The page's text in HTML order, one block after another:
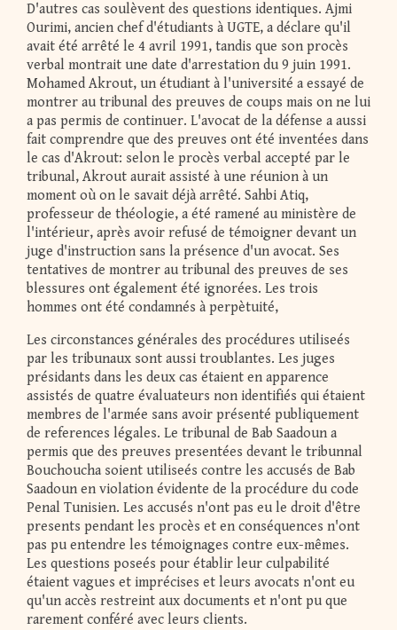
D'autres cas soulèvent des questions identiques. Ajmi
Ourimi, ancien chef d'étudiants à UGTE, a déclare qu'il
avait été arrêté le 4 avril 1991, tandis que son procès
verbal montrait une date d'arrestation du 9 juin 1991.
Mohamed Akrout, un étudiant à l'université a essayé de
montrer au tribunal des preuves de coups mais on ne lui
a pas permis de continuer. L'avocat de la défense a aussi
fait comprendre que des preuves ont été inventées dans
le cas d'Akrout: selon le procès verbal accepté par le
tribunal, Akrout aurait assisté à une réunion à un
moment où on le savait déjà arrêté. Sahbi Atiq,
professeur de théologie, a été ramené au ministère de
l'intérieur, après avoir refusé de témoigner devant un
juge d'instruction sans la présence d'un avocat. Ses
tentatives de montrer au tribunal des preuves de ses
blessures ont également été ignorées. Les trois
hommes ont été condamnés à perpètuité,
Les circonstances générales des procédures utiliseés
par les tribunaux sont aussi troublantes. Les juges
présidants dans les deux cas étaient en apparence
assistés de quatre évaluateurs non identifiés qui étaient
membres de l'armée sans avoir présenté publiquement
de references légales. Le tribunal de Bab Saadoun a
permis que des preuves presentées devant le tribunnal
Bouchoucha soient utiliseés contre les accusés de Bab
Saadoun en violation évidente de la procédure du code
Penal Tunisien. Les accusés n'ont pas eu le droit d'être
presents pendant les procès et en conséquences n'ont
pas pu entendre les témoignages contre eux-mêmes.
Les questions poseés pour établir leur culpabilité
étaient vagues et imprécises et leurs avocats n'ont eu
qu'un accès restreint aux documents et n'ont pu que
rarement conféré avec leurs clients.